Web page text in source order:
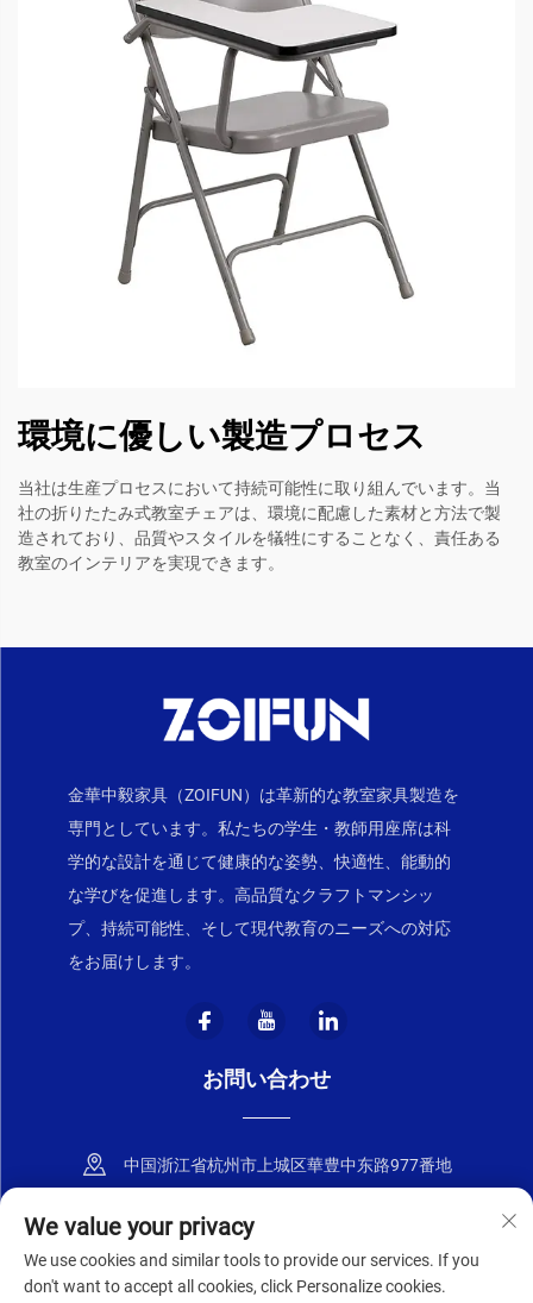
環境に優しい製造プロセス
当社は生産プロセスにおいて持続可能性に取り組んでいます。当
社の折りたたみ式教室チェアは、環境に配慮した素材と方法で製
造されており、品質やスタイルを犠牲にすることなく、責任ある
教室のインテリアを実現できます。
金華中毅家具（ZOIFUN）は革新的な教室家具製造を
専門としています。私たちの学生・教師用座席は科
学的な設計を通じて健康的な姿勢、快適性、能動的
な学びを促進します。高品質なクラフトマンシッ
プ、持続可能性、そして現代教育のニーズへの対応
をお届けします。
お問い合わせ
中国浙江省杭州市上城区華豊中东路977番地
+86-18668589258
[email protected]
We value your privacy
We use cookies and similar tools to provide our services. If you
don't want to accept all cookies, click Personalize cookies.